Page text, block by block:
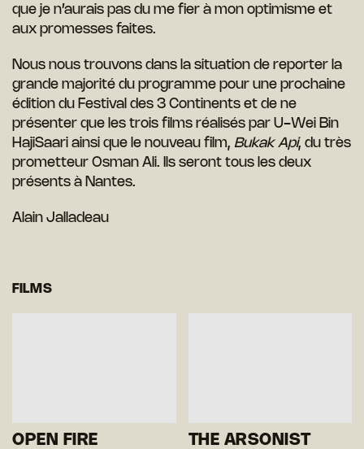
que je n’aurais pas du me fier à mon optimisme et
aux promesses faites.
Nous nous trouvons dans la situation de reporter la
grande majorité du programme pour une prochaine
édition du Festival des 3 Continents et de ne
présenter que les trois films réalisés par U-Wei Bin
HajiSaari ainsi que le nouveau film, Bukak Api, du très
prometteur Osman Ali. Ils seront tous les deux
présents à Nantes.
Alain Jalladeau
FILMS
OPEN FIRE
THE ARSONIST